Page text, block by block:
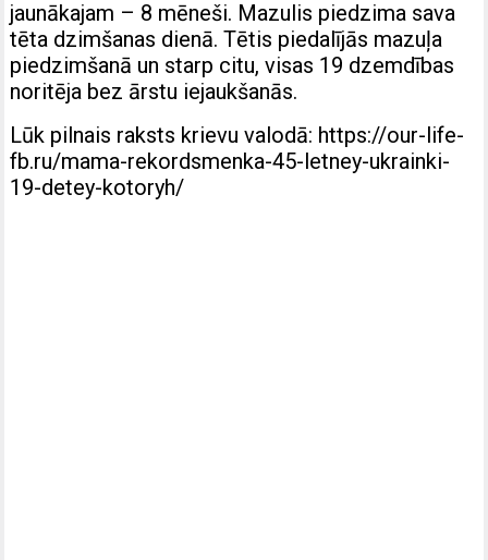
jaunākajam – 8 mēneši. Mazulis piedzima sava
tēta dzimšanas dienā. Tētis piedalījās mazuļa
piedzimšanā un starp citu, visas 19 dzemdības
noritēja bez ārstu iejaukšanās.
Lūk pilnais raksts krievu valodā: https://our-life-
fb.ru/mama-rekordsmenka-45-letney-ukrainki-
19-detey-kotoryh/